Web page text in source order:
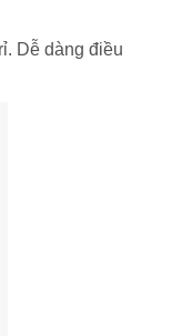
Dễ dàng điều